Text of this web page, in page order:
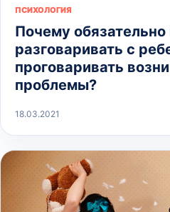
ПСИХОЛОГИЯ
Почему
разговаривать с
проговаривать
проблемы?
18.03.2021